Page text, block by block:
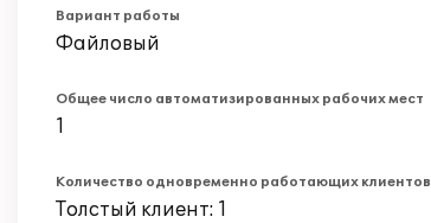
Вариант работы
Файловый
Общее число автоматизированных рабочих мест
1
Количество одновременно работающих клиентов
Толстый клиент: 1